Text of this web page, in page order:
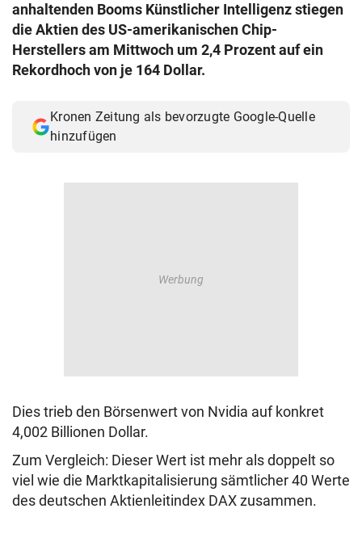
Muthgasse 2, 1190 Wien
anhaltenden Booms Künstlicher Intelligenz stiegen
die Aktien des US-amerikanischen Chip-
Herstellers am Mittwoch um 2,4 Prozent auf ein
Rekordhoch von je 164 Dollar.
Kronen Zeitung als bevorzugte Google-Quelle
hinzufügen
Dies trieb den Börsenwert von Nvidia auf konkret
4,002 Billionen Dollar.
Zum Vergleich: Dieser Wert ist mehr als doppelt so
viel wie die Marktkapitalisierung sämtlicher 40 Werte
des deutschen Aktienleitindex DAX zusammen.